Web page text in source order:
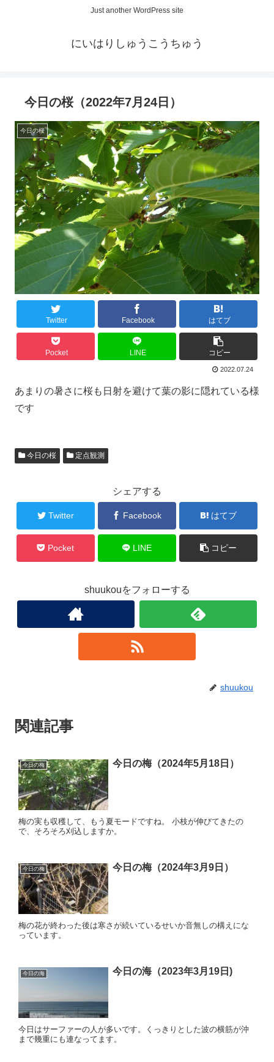
Just another WordPress site
にいはりしゅうこうちゅう
今日の桜（2022年7月24日）
今日の桜
Twitter Facebook はてブ
Pocket LINE コピー
2022.07.24
あまりの暑さに桜も日射を避けて葉の影に隠れている様
です
今日の桜 定点観測
シェアする
Twitter Facebook はてブ
Pocket LINE コピー
shuukouをフォローする
shuukou
関連記事
今日の梅 今日の梅（2024年5月18日）
梅の実も収穫して、もう夏モードですね。 小枝が伸びてきたの
で、そろそろ刈込しますか。
今日の梅 今日の梅（2024年3月9日）
梅の花が終わった後は寒さが続いているせいか音無しの構えにな
っています。
今日の海 今日の海（2023年3月19日)
今日はサーファーの人が多いです。くっきりとした波の横筋が沖
まで幾重にも連なってます。